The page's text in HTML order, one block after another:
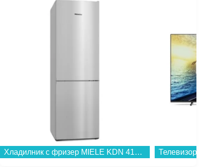
Хладилник с фризер MIELE KDN 4174 E el Active , 305 l, E , No Frost , Сребрист...